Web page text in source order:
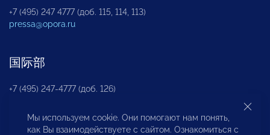
+7 (495) 247 4777 (доб. 115, 114, 113)
pressa@opora.ru
国际部
+7 (495) 247-4777 (доб. 126)
商投权益保护部
Мы используем cookie. Они помогают нам понять,
как Вы взаимодействуете с сайтом. Ознакомиться с